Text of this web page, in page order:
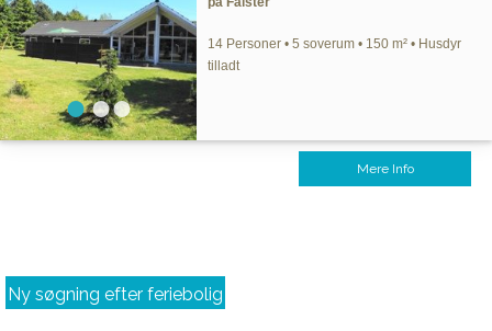
14 Personer • 5 soverum • 150 m² • Husdyr
tilladt
Mere Info
Ny søgning efter feriebolig